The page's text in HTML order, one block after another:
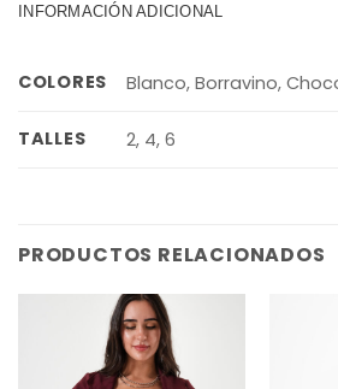
INFORMACIÓN ADICIONAL
COLORES Blanco, Borravino,
TALLES 2, 4, 6
PRODUCTOS RELACIONADOS